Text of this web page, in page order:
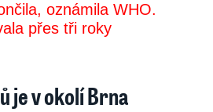
oznámila WHO.
přes tři roky
je v okolí Brna